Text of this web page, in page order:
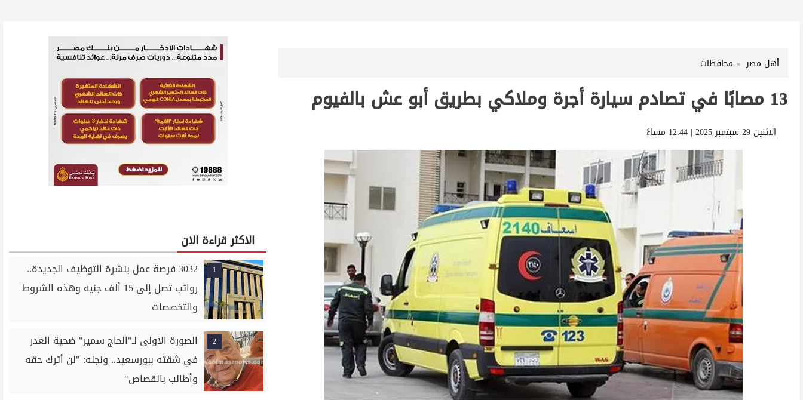
أهل مصر محافظات
13 مصابًا في تصادم سيارة أجرة وملاكي بطريق أبو عش بالفيوم
الاثنين 29 سبتمبر 2025 | 12:44 مساءً
الاكثر قراءة الان
1
3032 فرصة عمل بنشرة التوظيف الجديدة..
رواتب تصل إلى 15 ألف جنيه وهذه الشروط
والتخصصات
2
الصورة الأولى لـ"الحاج سمير" ضحية الغدر
في شقته ببورسعيد.. ونجله: "لن أترك حقه
وأطالب بالقصاص"